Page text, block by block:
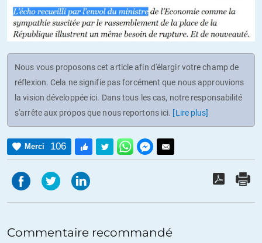
Nous vous proposons cet article afin d'élargir votre champ de
réflexion. Cela ne signifie pas forcément que nous approuvions
la vision développée ici. Dans tous les cas, notre responsabilité
s'arrête aux propos que nous reportons ici. [Lire plus]
Merci 106
Commentaire recommandé